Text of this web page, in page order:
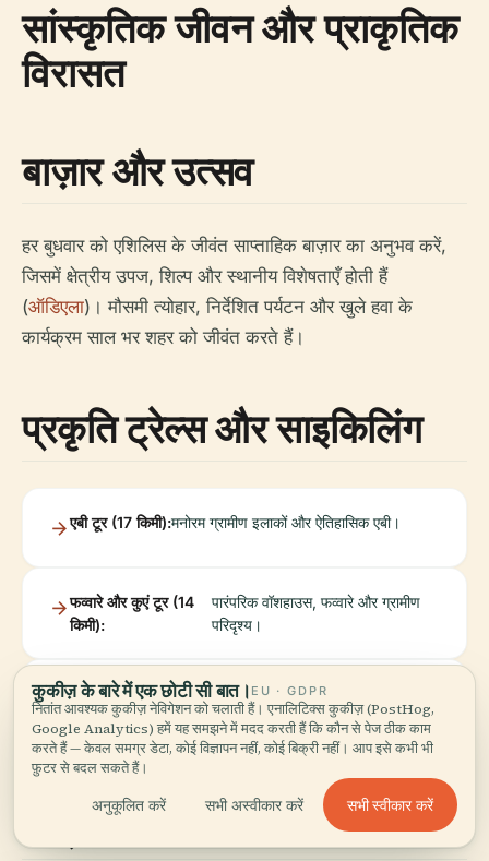
सांस्कृतिक जीवन और प्राकृतिक
विरासत
बाज़ार और उत्सव
हर बुधवार को एशिलिस के जीवंत साप्ताहिक बाज़ार का अनुभव करें,
जिसमें क्षेत्रीय उपज, शिल्प और स्थानीय विशेषताएँ होती हैं
(ऑडिएला)। मौसमी त्योहार, निर्देशित पर्यटन और खुले हवा के
कार्यक्रम साल भर शहर को जीवंत करते हैं।
प्रकृति ट्रेल्स और साइकिलिंग
एबी टूर (17 किमी):मनोरम ग्रामीण इलाकों और ऐतिहासिक एबी।
फव्वारे और कुएं टूर (14
किमी):
पारंपरिक वॉशहाउस, फव्वारे और ग्रामीण
परिदृश्य।
पक्षी देखना और
प्रकृति की सैर:
आर्द्रभूमि और शैरेंट मुहाना जैव विविधता
और इको-पर्यटन प्रदान करते हैं (
ओशन
संग्रहालय और रोशफोर्ट आकर्षण
कुकीज़ के बारे में एक छोटी सी बात। EU · GDPR
नितांत आवश्यक कुकीज़ नेविगेशन को चलाती हैं। एनालिटिक्स कुकीज़ (PostHog,
Google Analytics) हमें यह समझने में मदद करती हैं कि कौन से पेज ठीक काम
करते हैं — केवल समग्र डेटा, कोई विज्ञापन नहीं, कोई बिक्री नहीं। आप इसे कभी भी
फ़ुटर से बदल सकते हैं।
अनुकूलित करें सभी अस्वीकार करें सभी स्वीकार करें